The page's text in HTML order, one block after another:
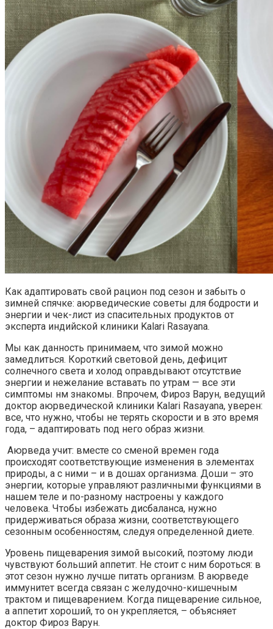
Как адаптировать свой рацион под сезон и забыть о
зимней спячке: аюрведические советы для бодрости и
энергии и чек-лист из спасительных продуктов от
эксперта индийской клиники Kalari Rasayana.
Мы как данность принимаем, что зимой можно
замедлиться. Короткий световой день, дефицит
солнечного света и холод оправдывают отсутствие
энергии и нежелание вставать по утрам — все эти
симптомы нм знакомы. Впрочем, Фироз Варун, ведущий
доктор аюрведической клиники Kalari Rasayana, уверен:
все, что нужно, чтобы не терять скорости и в это время
года, – адаптировать под него образ жизни.
Аюрведа учит: вместе со сменой времен года
происходят соответствующие изменения в элементах
природы, а с ними – и в дошах организма. Доши – это
энергии, которые управляют различными функциями в
нашем теле и по-разному настроены у каждого
человека. Чтобы избежать дисбаланса, нужно
придерживаться образа жизни, соответствующего
сезонным особенностям, следуя определенной диете.
Уровень пищеварения зимой высокий, поэтому люди
чувствуют больший аппетит. Не стоит с ним бороться: в
этот сезон нужно лучше питать организм. В аюрведе
иммунитет всегда связан с желудочно-кишечным
трактом и пищеварением. Когда пищеварение сильное,
а аппетит хороший, то он укрепляется, – объясняет
доктор Фироз Варун.